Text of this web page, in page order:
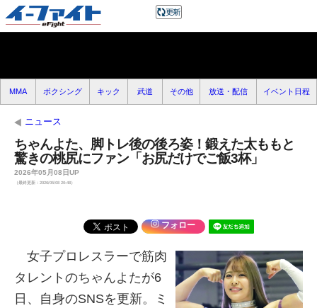
MMA ボクシング キック 武道 その他 放送・配信 イベント日程
ニュース
ちゃんよた、脚トレ後の後ろ姿！鍛えた太ももと
驚きの桃尻にファン「お尻だけでご飯3杯」
2026年05月08日UP
（最終更新：2026/05/08 20:48）
フォロー
女子プロレスラーで筋肉
タレントのちゃんよたが6
日、自身のSNSを更新。ミ